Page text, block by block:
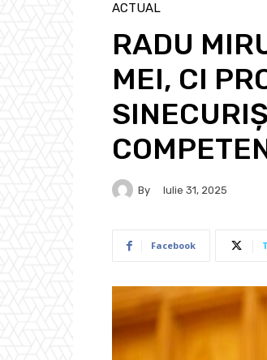
ACTUAL
RADU
MEI, CI
By Iulie 31, 2025
Facebook